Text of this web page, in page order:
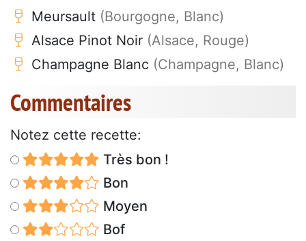
Meursault (Bourgogne, Blanc)
Alsace Pinot Noir (Alsace, Rouge)
Champagne Blanc (Champagne, Blanc)
Commentaires
Notez cette recette:
Très bon !
Bon
Moyen
Bof